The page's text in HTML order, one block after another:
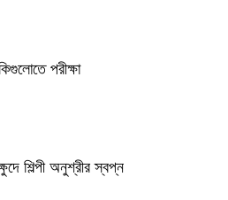
পরীক্ষা
শিল্পী অনুশ্রীর স্বপ্ন